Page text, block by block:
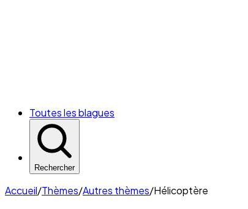
Toutes les blagues
Rechercher
Accueil/Thèmes/Autres thèmes/Hélicoptère